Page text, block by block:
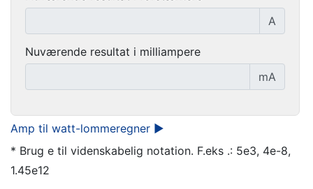
A
Nuværende resultat i milliampere
mA
Amp til watt-lommeregner ►
* Brug e til videnskabelig notation. F.eks .: 5e3, 4e-8,
1.45e12